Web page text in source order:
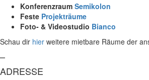
Konferenzraum Semikolon
Feste Projekträume
Foto- & Videostudio Bianco
Schau dir hier weitere mietbare Räume der
–
ADRESSE